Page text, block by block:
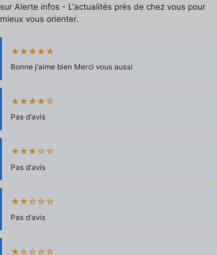
sur Alerte infos - L'actualités près de chez vous pour
mieux vous orienter.
★★★★★
Bonne j'aime bien Merci vous aussi
★★★★☆
Pas d'avis
★★★☆☆
Pas d'avis
★★☆☆☆
Pas d'avis
★☆☆☆☆